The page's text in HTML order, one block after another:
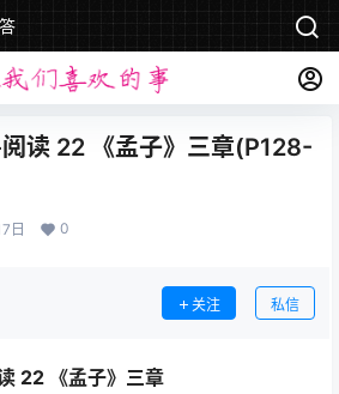
读 22 《孟子》三章(P128-
日 0
关注 私信
22 《孟子》三章